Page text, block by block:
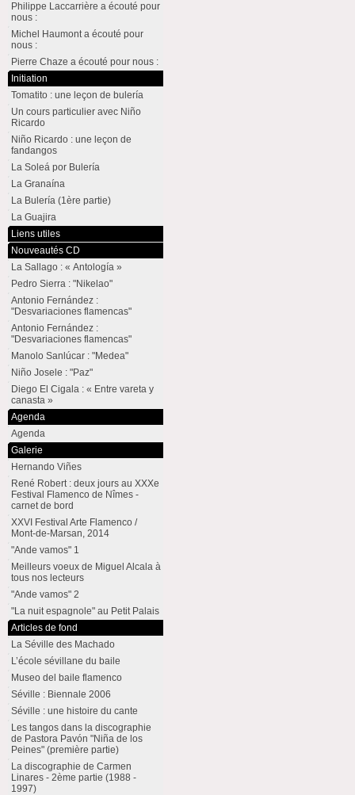
Philippe Laccarrière a écouté pour
nous :
Michel Haumont a écouté pour
nous :
Pierre Chaze a écouté pour nous :
Initiation
Tomatito : une leçon de bulería
Un cours particulier avec Niño
Ricardo
Niño Ricardo : une leçon de
fandangos
La Soleá por Bulería
La Granaína
La Bulería (1ère partie)
La Guajira
Liens utiles
Nouveautés CD
La Sallago : « Antología »
Pedro Sierra : "Nikelao"
Antonio Fernández :
"Desvariaciones flamencas"
Antonio Fernández :
"Desvariaciones flamencas"
Manolo Sanlúcar : "Medea"
Niño Josele : "Paz"
Diego El Cigala : « Entre vareta y
canasta »
Agenda
Agenda
Galerie
Hernando Viñes
René Robert : deux jours au XXXe
Festival Flamenco de Nîmes -
carnet de bord
XXVI Festival Arte Flamenco /
Mont-de-Marsan, 2014
"Ande vamos" 1
Meilleurs voeux de Miguel Alcala à
tous nos lecteurs
"Ande vamos" 2
"La nuit espagnole" au Petit Palais
Articles de fond
La Séville des Machado
L’école sévillane du baile
Museo del baile flamenco
Séville : Biennale 2006
Séville : une histoire du cante
Les tangos dans la discographie
de Pastora Pavón "Niña de los
Peines" (première partie)
La discographie de Carmen
Linares - 2ème partie (1988 -
1997)